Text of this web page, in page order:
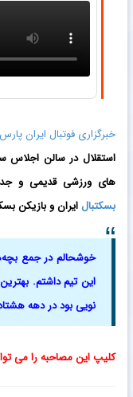
خبرگزاری فوتبال ایران
استقلال در سالن اجلاس
های ورزشی قدیمی و
بسکتبال ایران و بازیکن
خوشحالم در جمع
این تیم داشتم.
نویی بود در دهه
کلیپ این مصاحبه را می